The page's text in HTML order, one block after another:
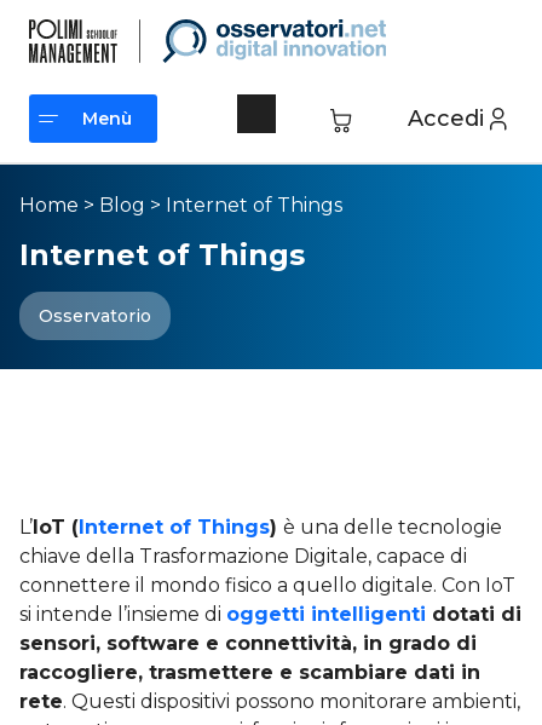
Accedi
Menù
Menù
Home > Blog > Internet of Things
Internet of Things
Osservatorio
L’IoT (Internet of Things) è una delle tecnologie
chiave della Trasformazione Digitale, capace di
connettere il mondo fisico a quello digitale. Con IoT
si intende l’insieme di oggetti intelligenti dotati di
sensori, software e connettività, in grado di
raccogliere, trasmettere e scambiare dati in
rete. Questi dispositivi possono monitorare ambienti,